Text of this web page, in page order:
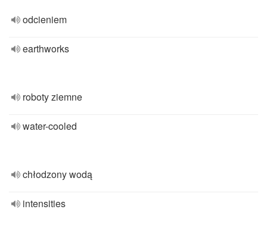
odcieniem
earthworks
roboty ziemne
water-cooled
chłodzony wodą
intensities